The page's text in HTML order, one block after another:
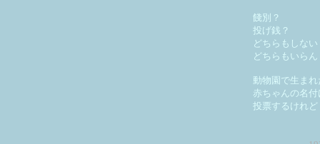
餞別？
投げ銭？
どちらもしない
どちらもいらん
動物園で生まれ
赤ちゃんの名付
投票するけれど